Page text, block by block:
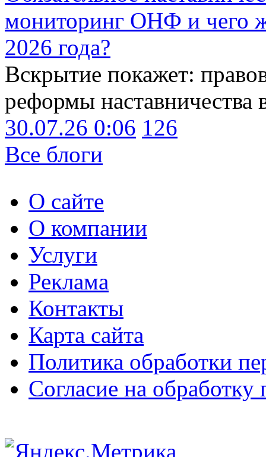
мониторинг ОНФ и чего
2026 года?
Вскрытие покажет:
реформы наставничества
30.07.26 0:06 126
Все блоги
О сайте
О компании
Услуги
Реклама
Контакты
Карта сайта
Политика обработки
Согласие на